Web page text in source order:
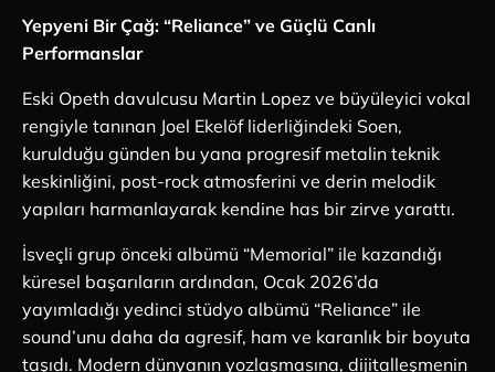
Yepyeni Bir Çağ: “Reliance” ve Güçlü Canlı
Performanslar
Eski Opeth davulcusu Martin Lopez ve büyüleyici vokal
rengiyle tanınan Joel Ekelöf liderliğindeki Soen,
kurulduğu günden bu yana progresif metalin teknik
keskinliğini, post-rock atmosferini ve derin melodik
yapıları harmanlayarak kendine has bir zirve yarattı.
İsveçli grup önceki albümü “Memorial” ile kazandığı
küresel başarıların ardından, Ocak 2026’da
yayımladığı yedinci stüdyo albümü “Reliance” ile
sound’unu daha da agresif, ham ve karanlık bir boyuta
taşıdı. Modern dünyanın yozlaşmasına, dijitalleşmenin